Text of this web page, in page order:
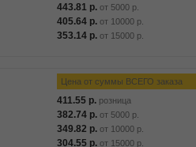
443.81 р. от 5000 р.
405.64 р. от 10000 р.
353.14 р. от 15000 р.
Цена от суммы ВСЕГО заказа
411.55 р. розница
382.74 р. от 5000 р.
349.82 р. от 10000 р.
304.55 р. от 15000 р.